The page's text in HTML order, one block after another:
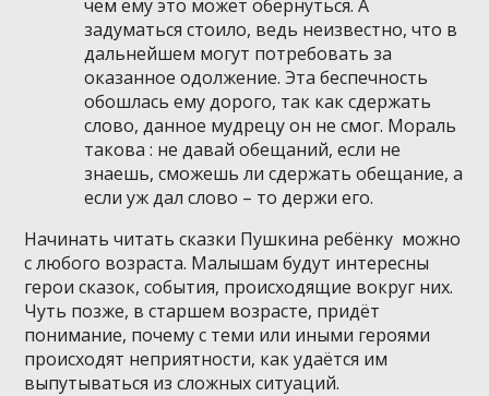
чем ему это может обернуться. А
задуматься стоило, ведь неизвестно, что в
дальнейшем могут потребовать за
оказанное одолжение. Эта беспечность
обошлась ему дорого, так как сдержать
слово, данное мудрецу он не смог. Мораль
такова : не давай обещаний, если не
знаешь, сможешь ли сдержать обещание, а
если уж дал слово – то держи его.
Начинать читать сказки Пушкина ребёнку можно
с любого возраста. Малышам будут интересны
герои сказок, события, происходящие вокруг них.
Чуть позже, в старшем возрасте, придёт
понимание, почему с теми или иными героями
происходят неприятности, как удаётся им
выпутываться из сложных ситуаций.